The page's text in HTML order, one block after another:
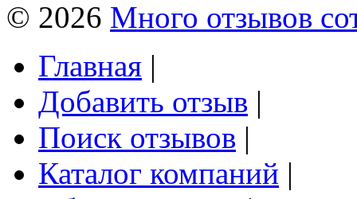
© 2026 Много отзывов
Главная |
Добавить отзыв |
Поиск отзывов |
Каталог компаний |